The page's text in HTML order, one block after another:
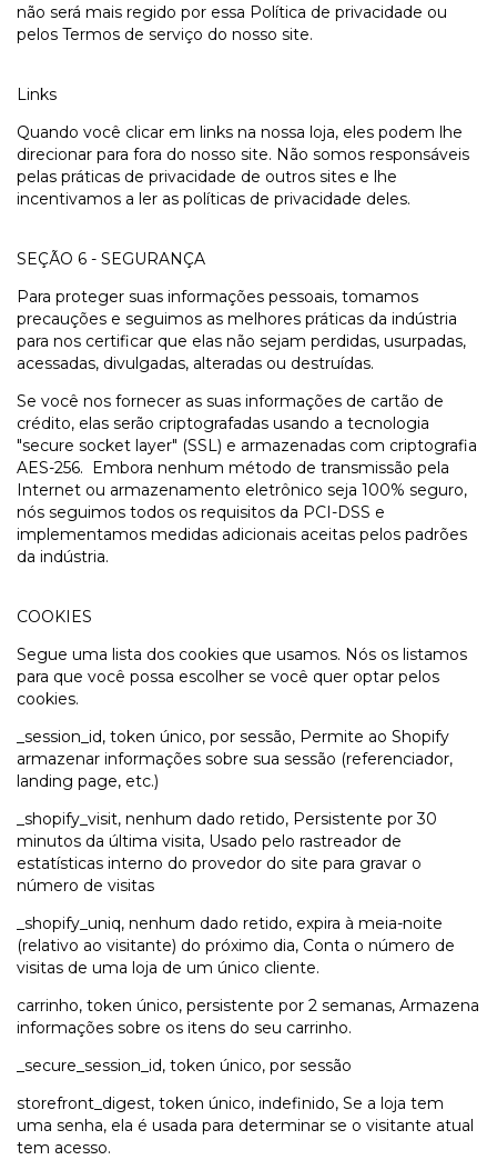
não será mais regido por essa Política de privacidade ou
pelos Termos de serviço do nosso site.
Links
Quando você clicar em links na nossa loja, eles podem lhe
direcionar para fora do nosso site. Não somos responsáveis
pelas práticas de privacidade de outros sites e lhe
incentivamos a ler as políticas de privacidade deles.
SEÇÃO 6 - SEGURANÇA
Para proteger suas informações pessoais, tomamos
precauções e seguimos as melhores práticas da indústria
para nos certificar que elas não sejam perdidas, usurpadas,
acessadas, divulgadas, alteradas ou destruídas.
Se você nos fornecer as suas informações de cartão de
crédito, elas serão criptografadas usando a tecnologia
"secure socket layer" (SSL) e armazenadas com criptografia
AES-256. Embora nenhum método de transmissão pela
Internet ou armazenamento eletrônico seja 100% seguro,
nós seguimos todos os requisitos da PCI-DSS e
implementamos medidas adicionais aceitas pelos padrões
da indústria.
COOKIES
Segue uma lista dos cookies que usamos. Nós os listamos
para que você possa escolher se você quer optar pelos
cookies.
_session_id, token único, por sessão, Permite ao Shopify
armazenar informações sobre sua sessão (referenciador,
landing page, etc.)
_shopify_visit, nenhum dado retido, Persistente por 30
minutos da última visita, Usado pelo rastreador de
estatísticas interno do provedor do site para gravar o
número de visitas
_shopify_uniq, nenhum dado retido, expira à meia-noite
(relativo ao visitante) do próximo dia, Conta o número de
visitas de uma loja de um único cliente.
carrinho, token único, persistente por 2 semanas, Armazena
informações sobre os itens do seu carrinho.
_secure_session_id, token único, por sessão
storefront_digest, token único, indefinido, Se a loja tem
uma senha, ela é usada para determinar se o visitante atual
tem acesso.